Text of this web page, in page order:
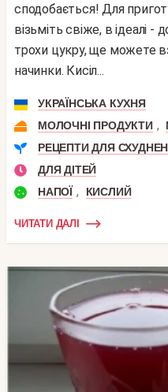
сподобається! Для
візьміть свіже, в ідеалі
трохи цукру, ще можете
начинки. Кисіл...
УКРАЇНСЬКА КУХНЯ
МОЛОЧНІ ПРОДУКТИ ,
РЕЦЕПТИ ДЛЯ
ДЛЯ ДІТЕЙ
НАПОЇ , КИСЛИЙ
ЧИТАТИ ДАЛІ